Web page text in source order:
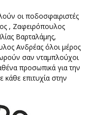
οι ποδοσφαιριστές
, Ζαφειρόπουλος
Βαρταλάμης,
Ανδρέας όλοι μέρος
σαν νταμπλούχοι
προσωπικά για την
επιτυχία στην